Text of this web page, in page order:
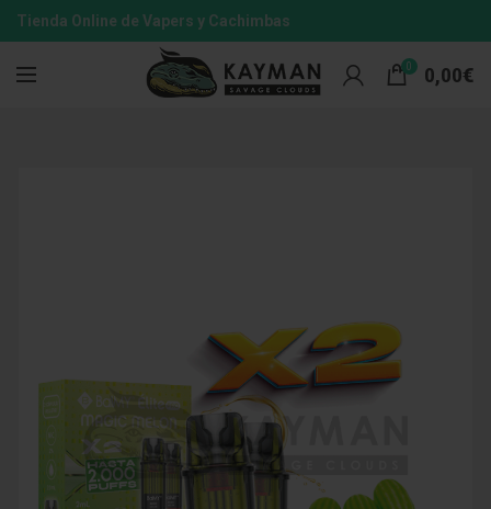
Tienda Online de Vapers y Cachimbas
0 0,00€